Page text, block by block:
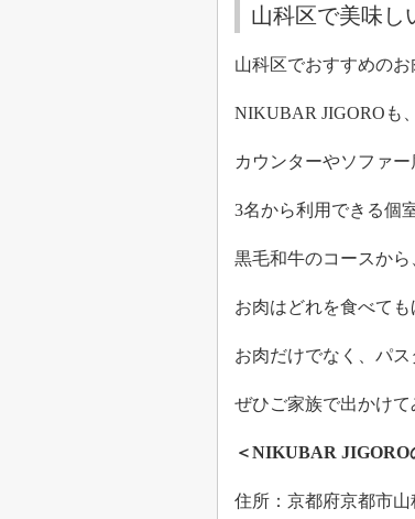
山科区で美味
山科区でおすすめのお
NIKUBAR JIGORO も
カウンターやソファ
3名から利用できる個
黒毛和牛のコースか
お肉はどれを食べて
お肉だけでなく、パ
ぜひご家族で出かけて
＜NIKUBAR JIGORO
住所：京都府京都市